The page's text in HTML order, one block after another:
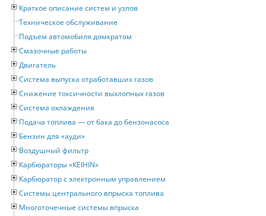
Краткое описание систем и узлов
Техническое обслуживание
Подъем автомобиля домкратом
Смазочные работы
Двигатель
Система выпуска отработавших газов
Снижение токсичности выхлопных газов
Система охлаждения
Подача топлива — от бака до бензонасоса
Бензин для «ауди»
Воздушный фильтр
Карбюраторы «KEIHIN»
Карбюратор с электронным управлением
Системы центрального впрыска топлива
Многоточечные системы впрыска